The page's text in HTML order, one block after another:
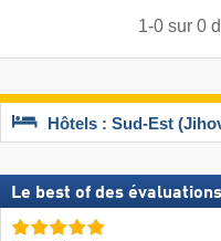
1-0sur 0
Hôtels : Sud-Est
Le best of des évaluations